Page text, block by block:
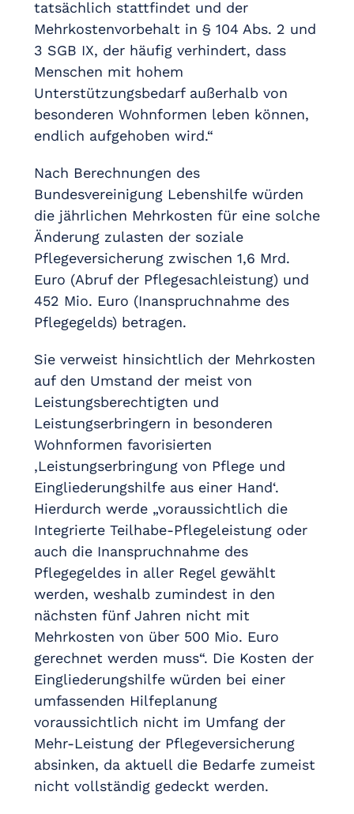
tatsächlich stattfindet und der
Mehrkostenvorbehalt in § 104 Abs. 2 und
3 SGB IX, der häufig verhindert, dass
Menschen mit hohem
Unterstützungsbedarf außerhalb von
besonderen Wohnformen leben können,
endlich aufgehoben wird.“
Nach Berechnungen des
Bundesvereinigung Lebenshilfe würden
die jährlichen Mehrkosten für eine solche
Änderung zulasten der soziale
Pflegeversicherung zwischen 1,6 Mrd.
Euro (Abruf der Pflegesachleistung) und
452 Mio. Euro (Inanspruchnahme des
Pflegegelds) betragen.
Sie verweist hinsichtlich der Mehrkosten
auf den Umstand der meist von
Leistungsberechtigten und
Leistungserbringern in besonderen
Wohnformen favorisierten
,Leistungserbringung von Pflege und
Eingliederungshilfe aus einer Hand‘.
Hierdurch werde „voraussichtlich die
Integrierte Teilhabe-Pflegeleistung oder
auch die Inanspruchnahme des
Pflegegeldes in aller Regel gewählt
werden, weshalb zumindest in den
nächsten fünf Jahren nicht mit
Mehrkosten von über 500 Mio. Euro
gerechnet werden muss“. Die Kosten der
Eingliederungshilfe würden bei einer
umfassenden Hilfeplanung
voraussichtlich nicht im Umfang der
Mehr-Leistung der Pflegeversicherung
absinken, da aktuell die Bedarfe zumeist
nicht vollständig gedeckt werden.